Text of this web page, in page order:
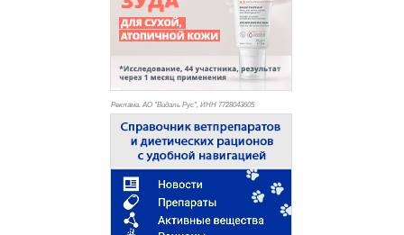
Реклама. АО "Видаль Рус", ИНН 7728043605